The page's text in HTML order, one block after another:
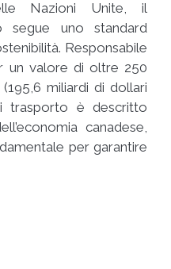
Nazioni Unite, il
segue uno standard
Responsabile
un valore di oltre 250
miliardi di dollari
trasporto è descritto
canadese,
per garantire